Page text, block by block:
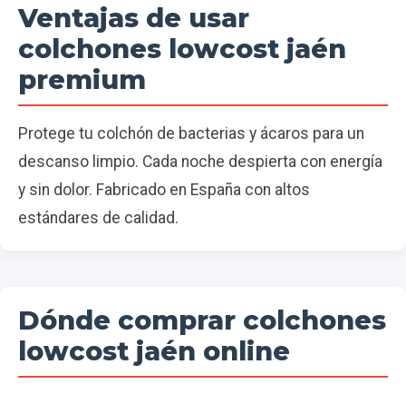
Ventajas de usar
colchones lowcost jaén
premium
Protege tu colchón de bacterias y ácaros para un
descanso limpio. Cada noche despierta con energía
y sin dolor. Fabricado en España con altos
estándares de calidad.
Dónde comprar colchones
lowcost jaén online